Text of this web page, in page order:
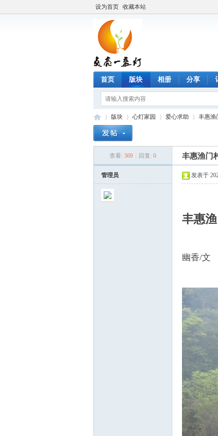
设为首页 收藏本站
首页 版块 相册 分享
版块
›
心灯家园
›
爱心求助
›
丰惠渔
查看: 369 回复: 0 丰惠渔门
管理员 发表于
丰惠
幽香/文